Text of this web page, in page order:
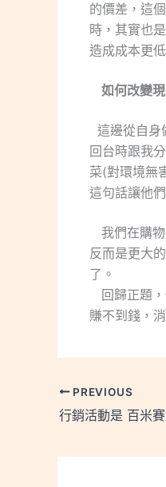
的價差，這
時，其實也
造成成本更
如何改變
這邊從自身
回台時跟我
菜(對環境無
這句話讓他
我們在購物
反而是更大
了。
回歸正題，
賺不到錢，
PREVIOUS
行銷活動是 百米